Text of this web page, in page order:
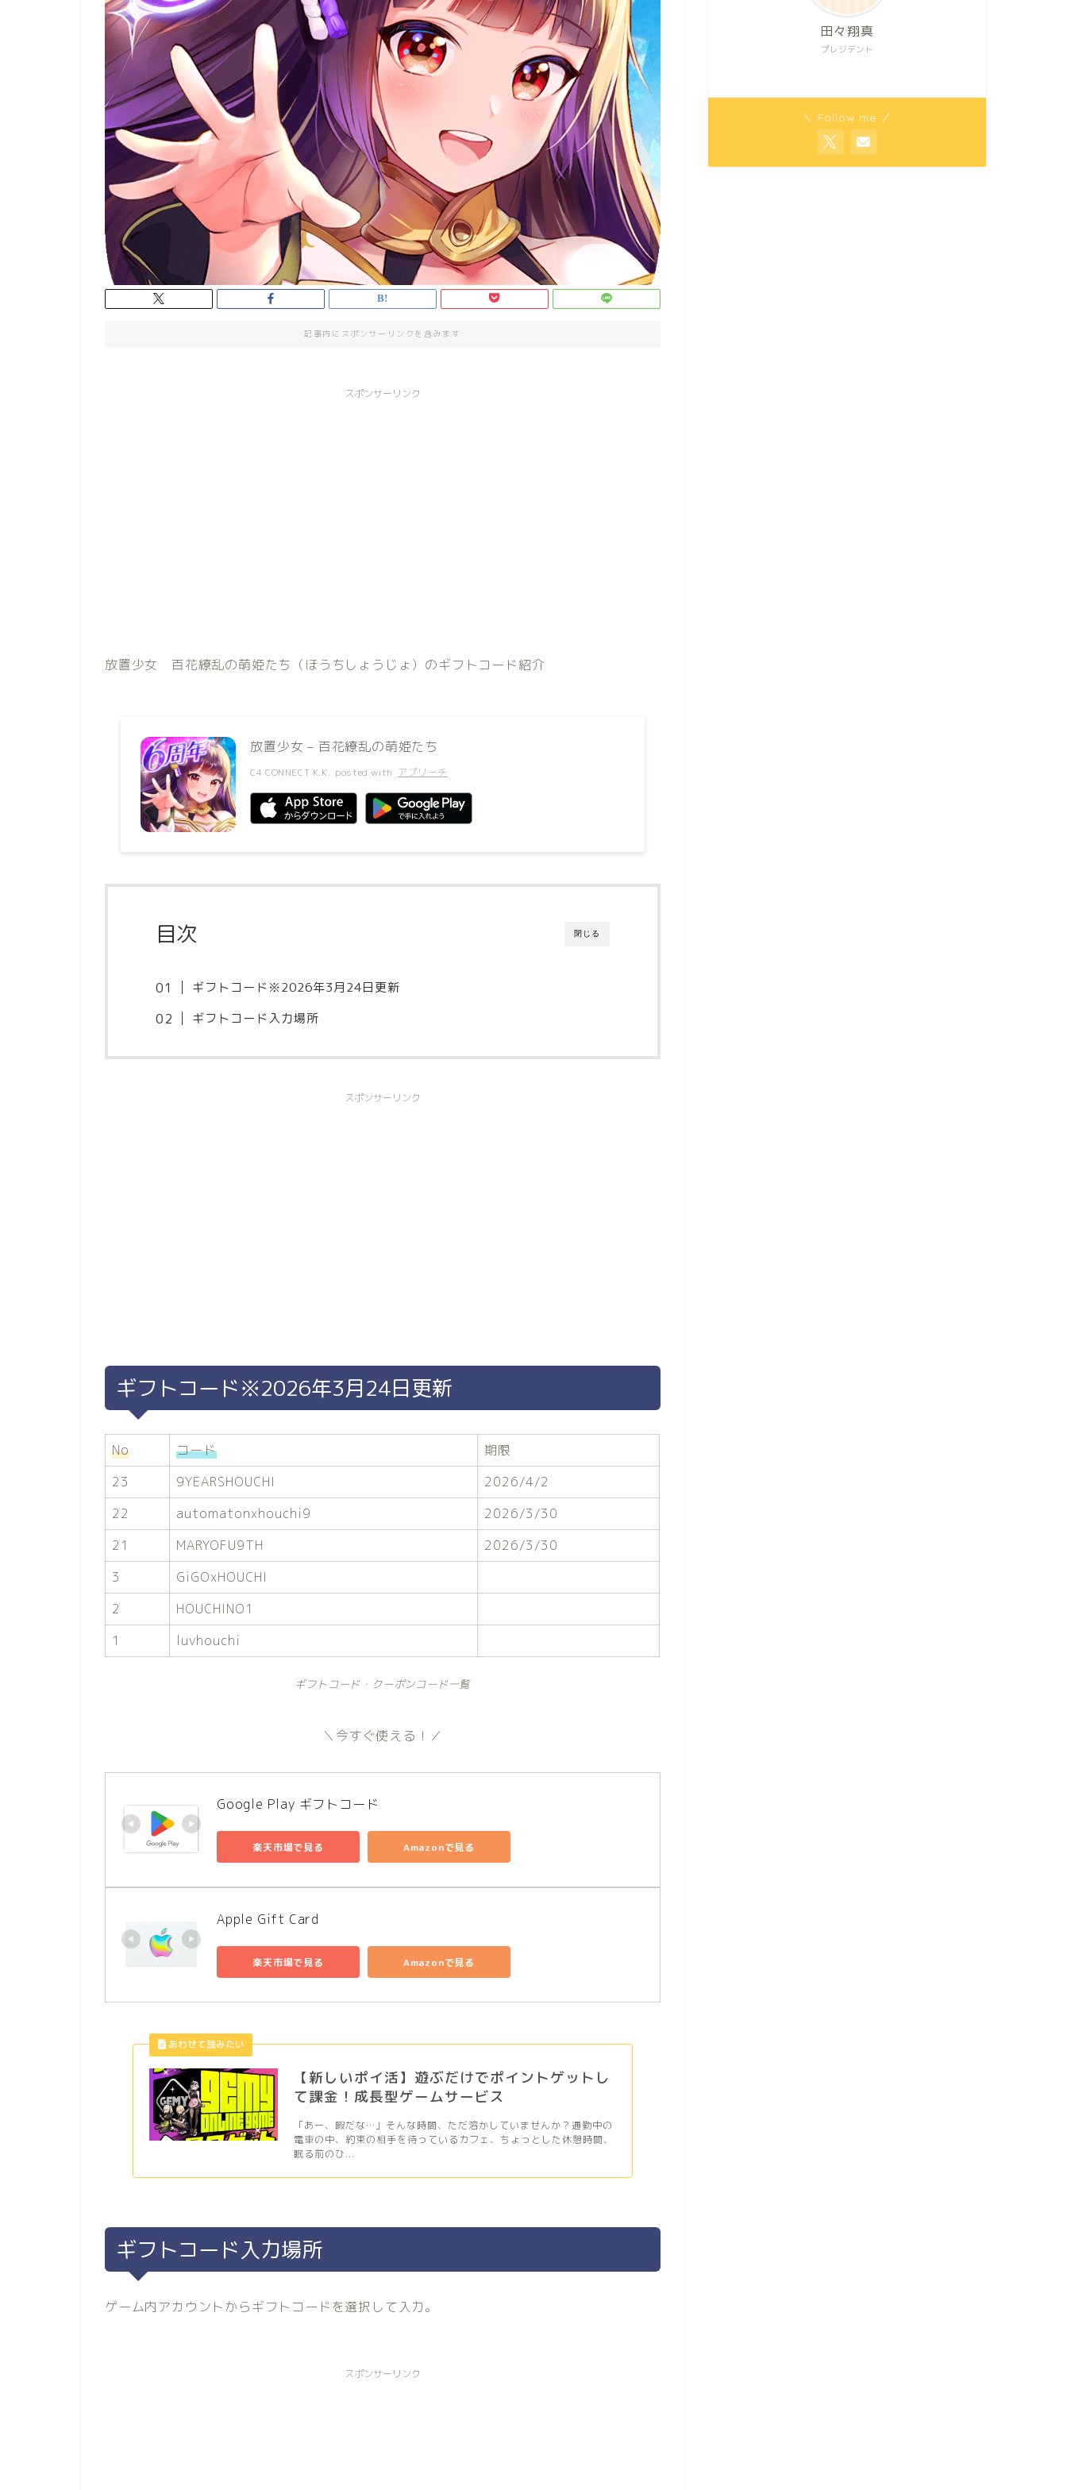
記事内にスポンサーリンクを含みます
スポンサーリンク
放置少女 百花繚乱の萌姫たち（ほうちしょうじょ）のギフトコード紹介
放置少女 – 百花繚乱の萌姫たち
C4 CONNECT K.K. posted with アプリーチ
閉じる
目次
ギフトコード※2026年3月24日更新
ギフトコード入力場所
スポンサーリンク
ギフトコード※2026年3月24日更新
No コード
期限
23
9YEARSHOUCHI
2026/4/2
22
automatonxhouchi9
2026/3/30
21
MARYOFU9TH
2026/3/30
3
GiGOxHOUCHI
2
HOUCHINO1
1
luvhouchi
ギフトコード・クーポンコード一覧
＼今すぐ使える！／
Google Play ギフトコード
楽天市場で見る Amazonで見る
Apple Gift Card
楽天市場で見る Amazonで見る
【新しいポイ活】遊ぶだけでポイントゲットし
て課金！成長型ゲームサービス
「あー、暇だな…」そんな時間、ただ溶かしていませんか？通勤中の
電車の中、約束の相手を待っているカフェ、ちょっとした休憩時間、
眠る前のひ...
ギフトコード入力場所
ゲーム内アカウントからギフトコードを選択して入力。
スポンサーリンク
プレジデント
田々翔真
＼ Follow me ／